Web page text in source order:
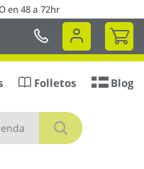
en 48 a 72hr
Mi
Buscar
Folletos Blog